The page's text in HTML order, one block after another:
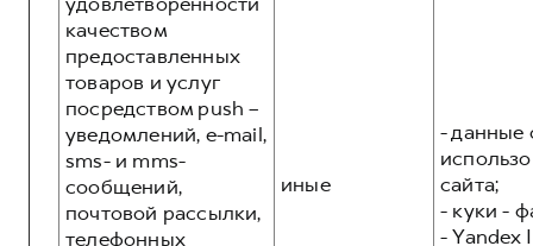
качеством
предоставленных
товаров и услуг
посредством push –
уведомлений, e-mail,
sms- и mms-
сообщений,
почтовой рассылки,
телефонных
иные
- данные
сайта;
- куки -
- Yandex